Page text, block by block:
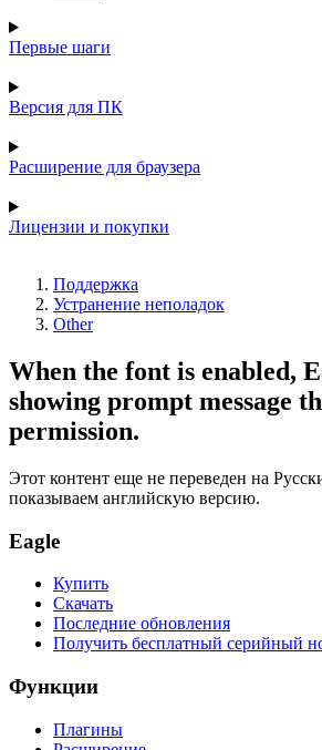
Первые шаги
Версия для ПК
Расширение для браузера
Лицензии и покупки
Поддержка
Устранение неполадок
Other
When the font is enabled,
showing prompt message
permission.
Этот контент еще не переведен на
показываем английскую версию.
Eagle
Купить
Скачать
Последние обновления
Получить бесплатный серийный
Функции
Плагины